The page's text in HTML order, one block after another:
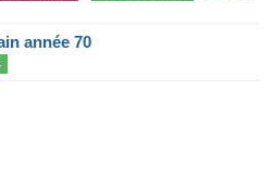
année 70